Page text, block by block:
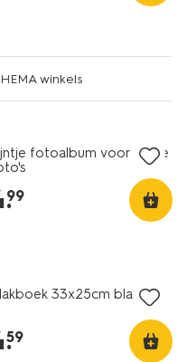
winkels
fotoalbum voor kleine
.
99
33x25cm blauw
.
59